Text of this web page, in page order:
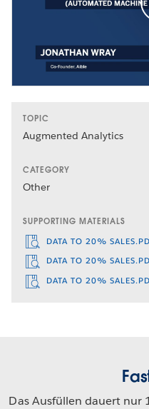
TOPIC
Augmented Analytics
CATEGORY
Other
SUPPORTING MATERIALS
DATA TO 20%
DATA TO 20%
DATA TO 20%
Das Ausfüllen dauert nur